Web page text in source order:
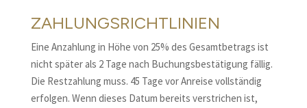
ZAHLUNGSRICHTLINIEN
Eine Anzahlung in Höhe von 25% des Gesamtbetrags ist
nicht später als 2 Tage nach Buchungsbestätigung fällig.
Die Restzahlung muss. 45 Tage vor Anreise vollständig
erfolgen. Wenn dieses Datum bereits verstrichen ist,